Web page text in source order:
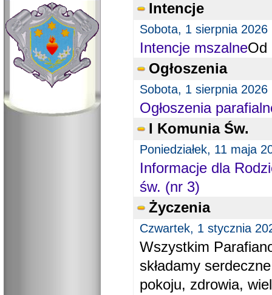
Intencje
Sobota, 1 sierpnia 2026
Intencje mszalneOd
Ogłoszenia
Sobota, 1 sierpnia 2026
Ogłoszenia
I Komunia Św.
Poniedziałek, 11 maja
Informacje dla
św. (nr 3)
Życzenia
Czwartek, 1 stycznia
Wszystkim
składamy
pokoju, zdrowia,